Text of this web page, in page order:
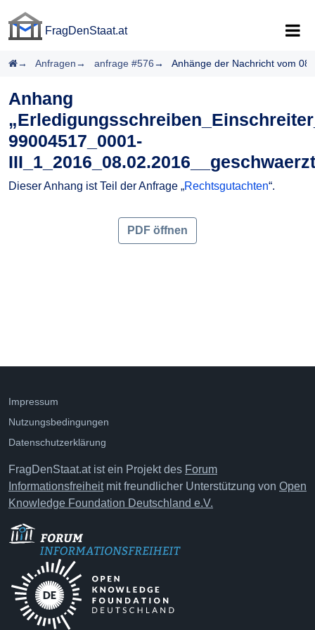
FragDenStaat.at
Startseite
Anfragen anfrage #576 Anhänge der Nachricht vom
Anhang
99004517_0001-
Dieser Anhang ist Teil der Anfrage „Rechtsgutachten“.
PDF öffnen
Impressum
Nutzungsbedingungen
Datenschutzerklärung
FragDenStaat.at ist ein Projekt des Forum
Informationsfreiheitmit freundlicher Unterstützung von Open
Knowledge Foundation Deutschland e.V.